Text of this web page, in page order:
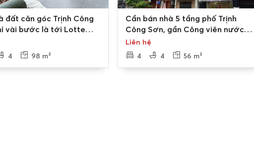
đất căn góc Trịnh Công
vài bước là tới Lotte
nhìn Hồ Tây tuyệt
4 98 m²
Cần bán nhà 5 tầng phố Trịnh
Công Sơn, gần Công viên nước -
View Hồ Tây
Liên hệ
4
4 56 m²